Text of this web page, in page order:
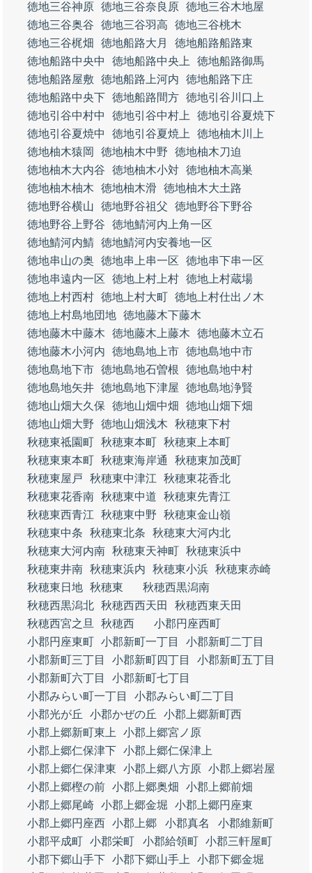
徳地三谷神原 徳地三谷奈良原 徳地三谷木地屋
徳地三谷奥谷
徳地三谷羽高
徳地三谷桃木
徳地三谷梶畑
徳地船路大月
徳地船路船路東
徳地船路中央中
徳地船路中央上
徳地船路御馬
徳地船路屋敷
徳地船路上河内
徳地船路下庄
徳地船路中央下 徳地船路間方 徳地引谷川口上
徳地引谷中村中
徳地引谷中村上
徳地引谷夏焼下
徳地引谷夏焼中
徳地引谷夏焼上
徳地柚木川上
徳地柚木猿岡
徳地柚木中野
徳地柚木刀迫
徳地柚木大内谷
徳地柚木小対 徳地柚木高巣
徳地柚木柚木
徳地柚木滑 徳地柚木大土路
徳地野谷横山
徳地野谷祖父
徳地野谷下野谷
徳地野谷上野谷
徳地鯖河内上角一区
徳地鯖河内鯖 徳地鯖河内安養地一区
徳地串山の奥
徳地串上串一区
徳地串下串一区
徳地串遠内一区
徳地上村上村 徳地上村蔵場
徳地上村西村 徳地上村大町 徳地上村仕出ノ木
徳地上村島地団地 徳地藤木下藤木
徳地藤木中藤木
徳地藤木上藤木
徳地藤木立石
徳地藤木小河内
徳地島地上市 徳地島地中市
徳地島地下市 徳地島地石曽根
徳地島地中村
徳地島地矢井 徳地島地下津屋
徳地島地浄賢
徳地山畑大久保
徳地山畑中畑
徳地山畑下畑
徳地山畑大野
徳地山畑浅木
秋穂東下村
秋穂東祗園町 秋穂東本町 秋穂東上本町
秋穂東東本町 秋穂東海岸通
秋穂東加茂町
秋穂東屋戸
秋穂東中津江
秋穂東花香北
秋穂東花香南 秋穂東中道
秋穂東先青江
秋穂東西青江
秋穂東中野
秋穂東金山嶺
秋穂東中条
秋穂東北条
秋穂東大河内北
秋穂東大河内南 秋穂東天神町 秋穂東浜中
秋穂東井南 秋穂東浜内 秋穂東小浜 秋穂東赤崎
秋穂東日地 秋穂東
秋穂西黒潟南
秋穂西黒潟北 秋穂西西天田
秋穂西東天田
秋穂西宮之旦
秋穂西
小郡円座西町
小郡円座東町 小郡新町一丁目
小郡新町二丁目
小郡新町三丁目
小郡新町四丁目
小郡新町五丁目
小郡新町六丁目
小郡新町七丁目
小郡みらい町一丁目
小郡みらい町二丁目
小郡光が丘
小郡かぜの丘
小郡上郷新町西
小郡上郷新町東上
小郡上郷宮ノ原
小郡上郷仁保津下 小郡上郷仁保津上
小郡上郷仁保津東
小郡上郷八方原 小郡上郷岩屋
小郡上郷樫の前 小郡上郷奥畑
小郡上郷前畑
小郡上郷尾崎 小郡上郷金堀
小郡上郷円座東
小郡上郷円座西 小郡上郷 小郡真名
小郡維新町
小郡平成町 小郡栄町 小郡給領町 小郡三軒屋町
小郡下郷山手下 小郡下郷山手上
小郡下郷金堀